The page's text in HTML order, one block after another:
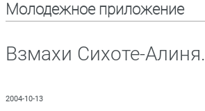
Молодежное приложение
Взмахи Сихоте-Алиня.
2004-10-13